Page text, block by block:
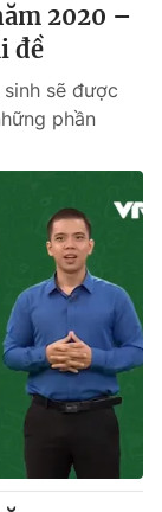
2020 –
đề
sẽ được
phần